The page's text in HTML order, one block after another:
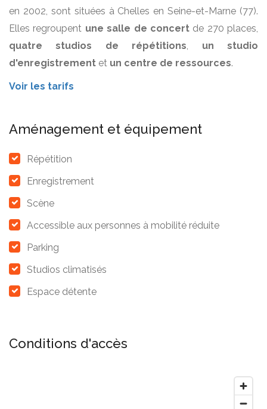
en 2002, sont situées à Chelles en Seine-et-Marne (77).
Elles regroupent une salle de concertde 270 places,
quatre studios de répétitions, un studio
d'enregistrement et un centre de ressources.
Voir les tarifs
Aménagement et équipement
Répétition
Enregistrement
Scène
Accessible aux personnes à mobilité réduite
Parking
Studios climatisés
Espace détente
Conditions d'accès